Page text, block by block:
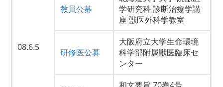
08.6.5
教員公募
学研究科 診断治療学講
座 獣医外科学教室
研修医公募
大阪府立大学生命環境
科学部附属獣医臨床セ
ンター